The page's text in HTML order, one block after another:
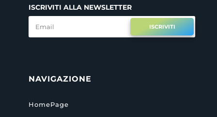
ISCRIVITI ALLA NEWSLETTER
ISCRIVITI
NAVIGAZIONE
HomePage